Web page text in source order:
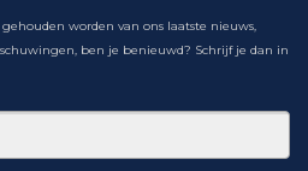
worden van ons laatste nieuws,
ben je benieuwd? Schrijf je dan in